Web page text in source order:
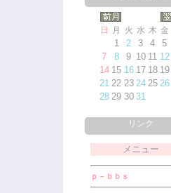
日 月 火 水 木 金
1 2 3 4 5
7
8 9 10 11 12
14 15 16 17 18 19
21 22 23 24 25 26
28 29 30 31
リンク
メニュー
ｐ－ｂｂｓ